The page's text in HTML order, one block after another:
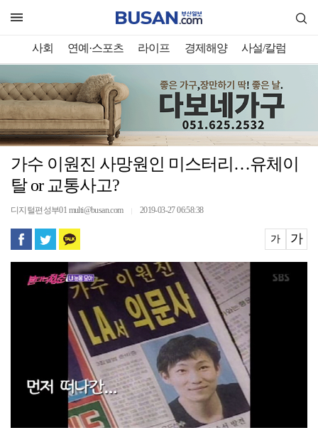
사회 연예·스포츠 라이프 경제해양 사설/칼럼
가수 이원진 사망원인 미스터리…유체이
탈 or 교통사고?
디지털편성부01 multi@busan.com 2019-03-27 06:58:38
가 가